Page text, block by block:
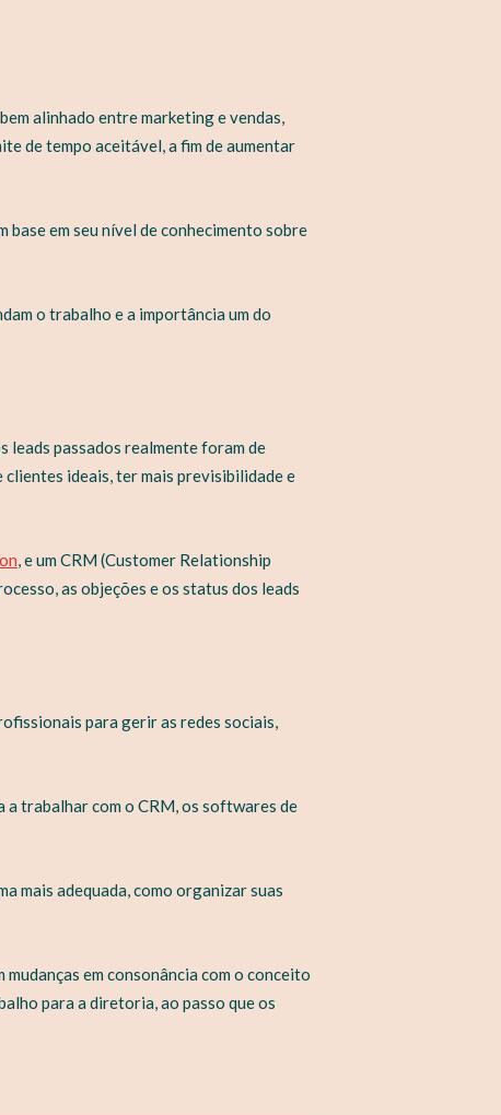
alinhado entre marketing e vendas,
de tempo aceitável, a fim de aumentar
em seu nível de conhecimento sobre
o trabalho e a importância um do
leads passados realmente foram de
clientes ideais, ter mais previsibilidade e
, e um CRM (Customer Relationship
as objeções e os status dos leads
para gerir as redes sociais,
a trabalhar com o CRM, os softwares de
mais adequada, como organizar suas
em consonância com o conceito
para a diretoria, ao passo que os